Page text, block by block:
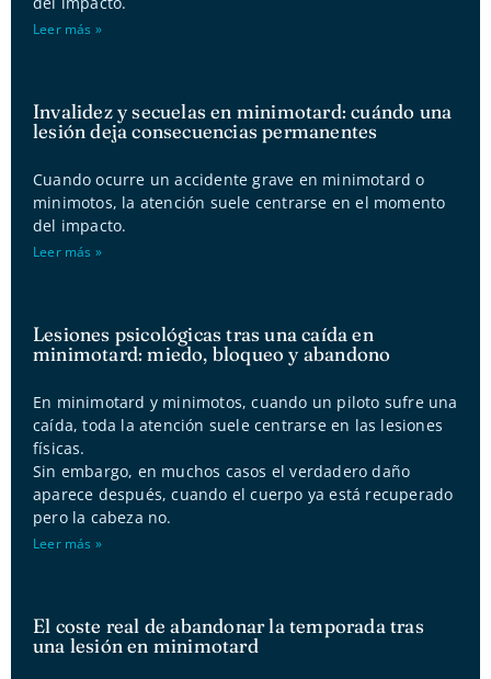
Leer más »
Invalidez y secuelas en minimotard: cuándo una
lesión deja consecuencias permanentes
Cuando ocurre un accidente grave en minimotard o
minimotos, la atención suele centrarse en el momento
del impacto.
Leer más »
Lesiones psicológicas tras una caída en
minimotard: miedo, bloqueo y abandono
En minimotard y minimotos, cuando un piloto sufre una
caída, toda la atención suele centrarse en las lesiones
físicas.
Sin embargo, en muchos casos el verdadero daño
aparece después, cuando el cuerpo ya está recuperado
pero la cabeza no.
Leer más »
El coste real de abandonar la temporada tras
una lesión en minimotard